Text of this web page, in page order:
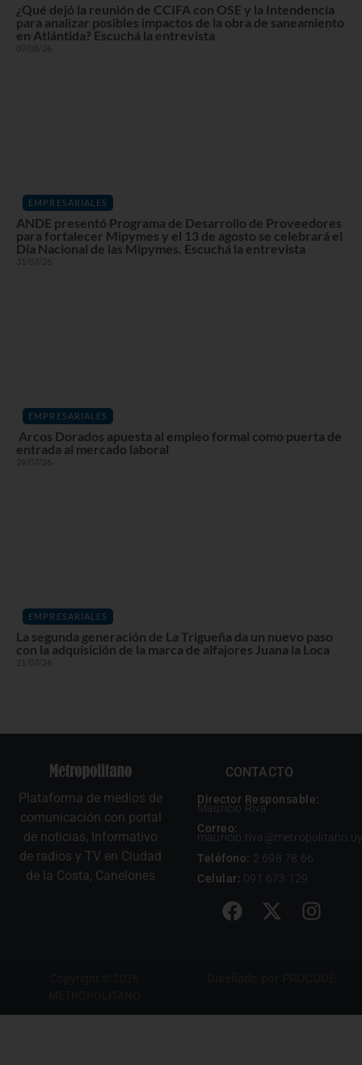
¿Qué dejó la reunión de CCIFA con OSE y la Intendencia
para analizar posibles impactos de la obra de saneamiento
en Atlántida? Escuchá la entrevista
07/08/26
EMPRESARIALES
ANDE presentó Programa de Desarrollo de Proveedores
para fortalecer Mipymes y el 13 de agosto se celebrará el
Día Nacional de las Mipymes. Escuchá la entrevista
31/07/26
EMPRESARIALES
Arcos Dorados apuesta al empleo formal como puerta de
entrada al mercado laboral
29/07/26
EMPRESARIALES
La segunda generación de La Trigueña da un nuevo paso
con la adquisición de la marca de alfajores Juana la Loca
21/07/26
Plataforma de medios de
comunicación con portal
de noticias, Informativo
de radios y TV en Ciudad
de la Costa, Canelones
CONTACTO
Director Responsable:
Mauricio Riva
Correo:
mauricio.riva@metropolitano.uy
Teléfono: 2 698 78 66
Celular: 091 673 129